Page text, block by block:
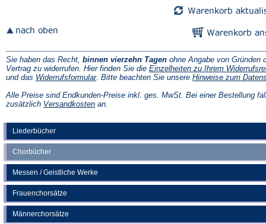
Liederbücher
Chorbücher
Messen / Geistliche Werke
Frauenchorsätze
Männerchorsätze
Sie haben das Recht, binnen vierzehn Tagen ohne Angabe von Gründen
Vertrag zu widerrufen. Hier finden Sie die Einzelheiten zu Ihrem
und das Widerrufsformular(Öffnet
einem
neuen
. Bitte beachten Sie unsere Hinweise zum
Alle Preise sind Endkunden-Preise inkl. ges. MwSt. Bei einer Bestellung
zusätzlich Versandkosten(Öffnet
an.